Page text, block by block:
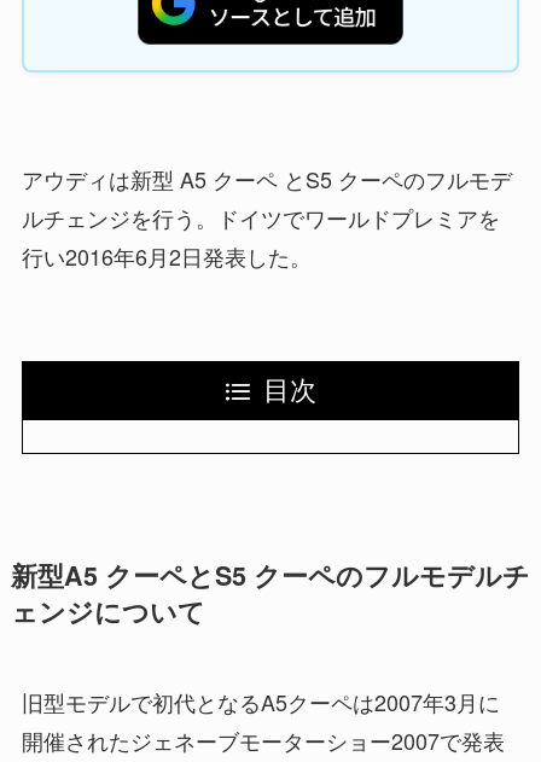
アウディは新型 A5 クーペ とS5 クーペのフルモデ
ルチェンジを行う。ドイツでワールドプレミアを
行い2016年6月2日発表した。
目次
新型A5 クーペとS5 クーペのフルモデルチ
ェンジについて
旧型モデルで初代となるA5クーペは2007年3月に
開催されたジェネーブモーターショー2007で発表